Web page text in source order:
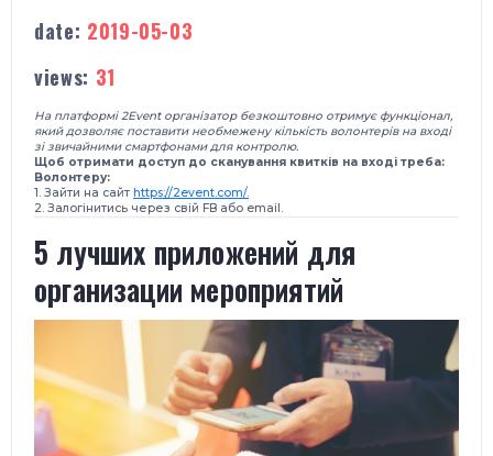
date: 2019-05-03
views: 31
На платформі 2Event організатор безкоштовно отримує функціонал,
який дозволяє поставити необмежену кількість волонтерів на вході
зі звичайними смартфонами для контролю.
Щоб отримати доступ до сканування квитків на вході треба:
Волонтеру:
1. Зайти на сайт https://2event.com/.
2. Залогінитись через свій FB або email.
5 лучших приложений для
организации мероприятий